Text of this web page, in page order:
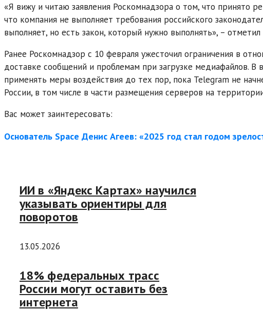
«Я вижу и читаю заявления Роскомнадзора о том, что принято
что компания не выполняет требования российского
выполняет, но есть закон, который нужно выполнять», –
Ранее Роскомнадзор с 10 февраля ужесточил ограничения в
доставке сообщений и проблемам при загрузке медиафайлов.
применять меры воздействия до тех пор, пока Telegram не
России, в том числе в части размещения серверов на
Вас может заинтересовать:
Основатель Space Денис Агеев: «2025 год стал годом
ИИ в «Яндекс Картах» научился
указывать ориентиры для
поворотов
13.05.2026
18% федеральных трасс
России могут оставить без
интернета